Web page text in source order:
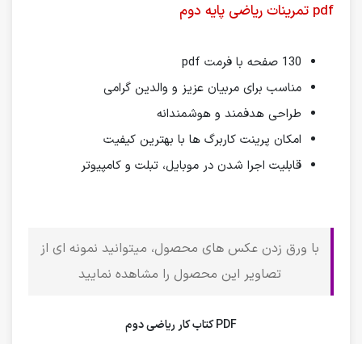
pdf تمرینات ریاضی پایه دوم
130 صفحه با فرمت pdf
مناسب برای مربیان عزیز و والدین گرامی
طراحی هدفمند و هوشمندانه
امکان پرینت کاربرگ ها با بهترین کیفیت
قابلیت اجرا شدن در موبایل، تبلت و کامپیوتر
با ورق زدن عکس های محصول، میتوانید نمونه ای از
تصاویر این محصول را مشاهده نمایید
PDF کتاب کار ریاضی دوم